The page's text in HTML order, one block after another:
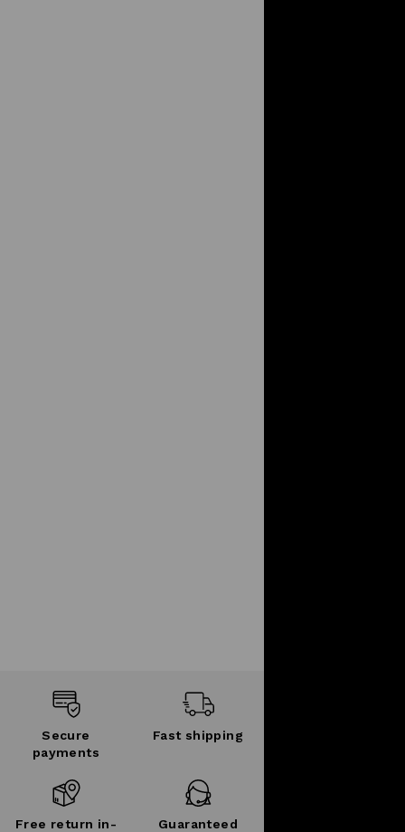
Secure
payments
Fast shipping
Free return in-
Guaranteed